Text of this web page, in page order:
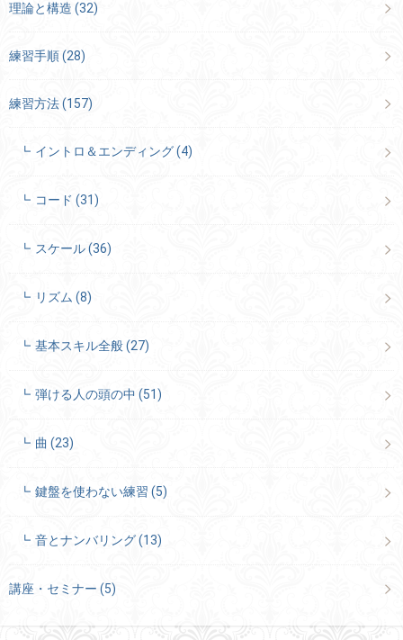
理論と構造 (32)
練習手順(28)
練習方法(157)
イントロ＆エンディング(4)
コード(31)
スケール(36)
リズム(8)
基本スキル全般(27)
弾ける人の頭の中(51)
曲(23)
鍵盤を使わない練習(5)
音とナンバリング(13)
講座・セミナー (5)